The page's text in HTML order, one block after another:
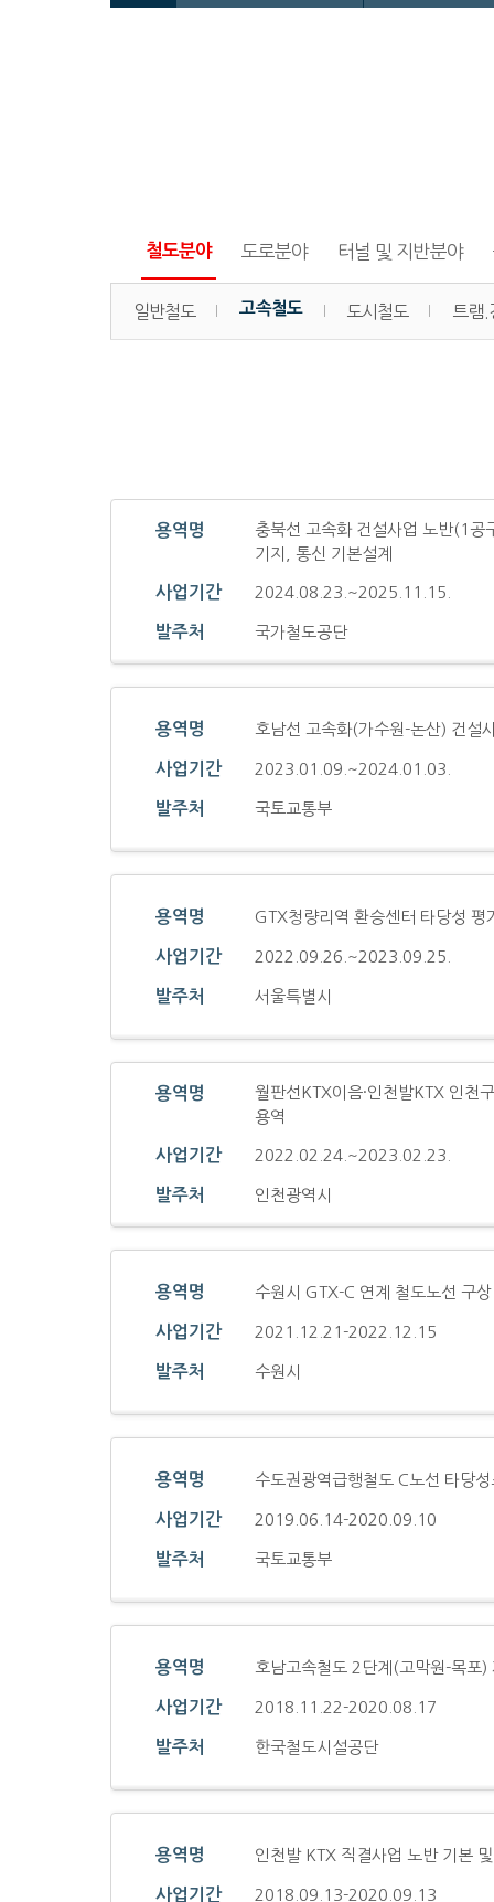
철도분야 도로분야 터널 및 지반분야
일반철도 고속철도 도시철도 트램.
용역명
충북선 고속화 건설사업 노반(1
기지, 통신 기본설계
사업기간 2024.08.23.~2025.11.15.
발주처 국가철도공단
용역명 호남선 고속화(가수원-논산) 건설
사업기간 2023.01.09.~2024.01.03.
발주처 국토교통부
용역명 GTX청량리역 환승센터 타당성 평
사업기간 2022.09.26.~2023.09.25.
발주처 서울특별시
용역명
월판선KTX이음·인천발KTX 인천
용역
사업기간 2022.02.24.~2023.02.23.
발주처 인천광역시
용역명 수원시 GTX-C 연계 철도노선 구상
사업기간 2021.12.21-2022.12.15
발주처 수원시
용역명 수도권광역급행철도 C노선 타당
사업기간 2019.06.14-2020.09.10
발주처 국토교통부
용역명 호남고속철도 2단계(고막원-목포
사업기간 2018.11.22-2020.08.17
발주처 한국철도시설공단
용역명 인천발 KTX 직결사업 노반 기본
사업기간 2018.09.13-2020.09.13